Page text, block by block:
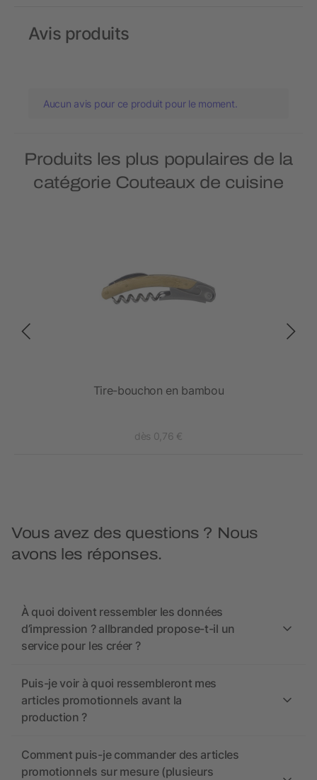
Avis produits
Aucun avis pour ce produit pour le moment.
Produits les plus populaires de la
catégorie Couteaux de cuisine
Tire-bouchon en bambou
dès 0,76 €
Vous avez des questions ? Nous
avons les réponses.
À quoi doivent ressembler les données
d’impression ? allbranded propose-t-il un
service pour les créer ?
Puis-je voir à quoi ressembleront mes
articles promotionnels avant la
production ?
Comment puis-je commander des articles
promotionnels sur mesure (plusieurs